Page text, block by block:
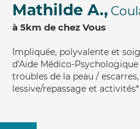
Mathilde A.,
à 5km de chez Vous
Impliquée, polyvalente et
d'Aide Médico-
troubles de la peau /
lessive/repassage et activités*